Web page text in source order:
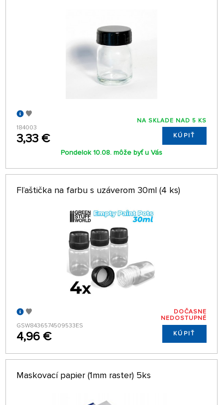
184003
3,33 €
NA SKLADE NAD 5 KS
KÚPIŤ
Pondelok 10.08. môže byť u Vás
Fľaštička na farbu s uzáverom 30ml (4 ks)
GSW8436574509533ES
4,96 €
DOČASNE
NEDOSTUPNÉ
KÚPIŤ
Maskovací papier (1mm raster) 5ks